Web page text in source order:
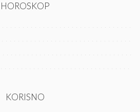
HOROSKOP
KORISNO